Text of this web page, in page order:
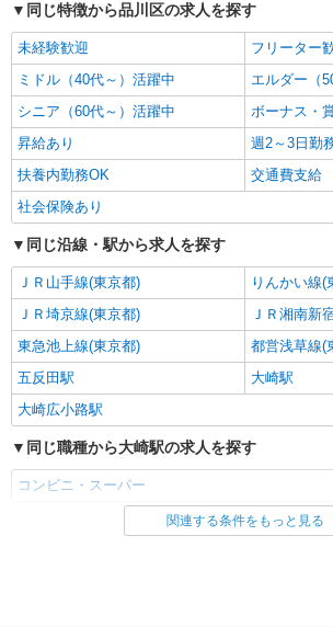
同じ特徴から品川区の求人を探す
未経験歓迎
フリーター
ミドル（40代～）活躍中
エルダー（
シニア（60代～）活躍中
ボーナス・
昇給あり
週2～3日勤
扶養内勤務OK
交通費支給
社会保険あり
同じ沿線・駅から求人を探す
ＪＲ山手線(東京都)
りんかい線(
ＪＲ埼京線(東京都)
ＪＲ湘南新
東急池上線(東京都)
都営浅草線(
五反田駅
大崎駅
大崎広小路駅
同じ職種から大崎駅の求人を探す
コンビニ・スーパー
同じ雇用形態から大崎駅の求人を探す
関連する条件をもっと見る